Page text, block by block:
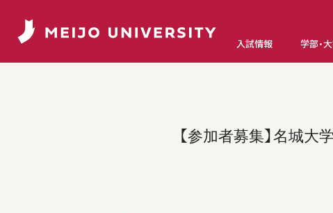
入試情報 学部・
【参加者募集】名城大